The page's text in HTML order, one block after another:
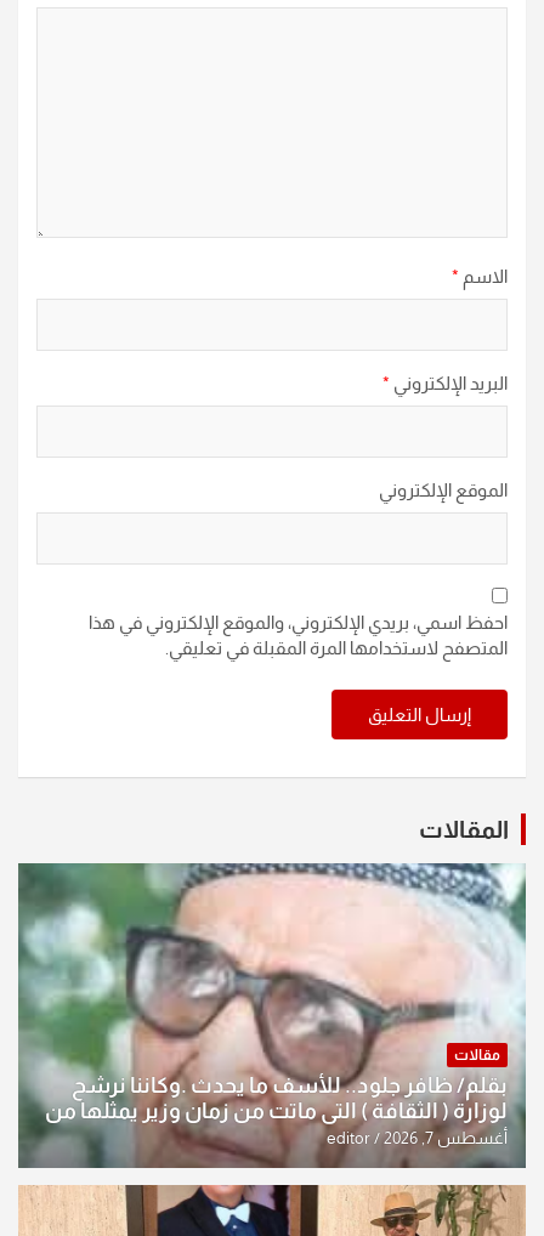
الاسم *
البريد الإلكتروني *
الموقع الإلكتروني
احفظ اسمي، بريدي الإلكتروني، والموقع الإلكتروني في هذا
المتصفح لاستخدامها المرة المقبلة في تعليقي.
المقالات
مقالات
بقلم/ ظافر جلود.. للأسف ما يحدث .وكاننا نرشح
لوزارة ( الثقافة ) التي ماتت من زمان وزير يمثلها من
النخبة والإرث العظيم للثقافة العراقية..
أغسطس 7, 2026 editor